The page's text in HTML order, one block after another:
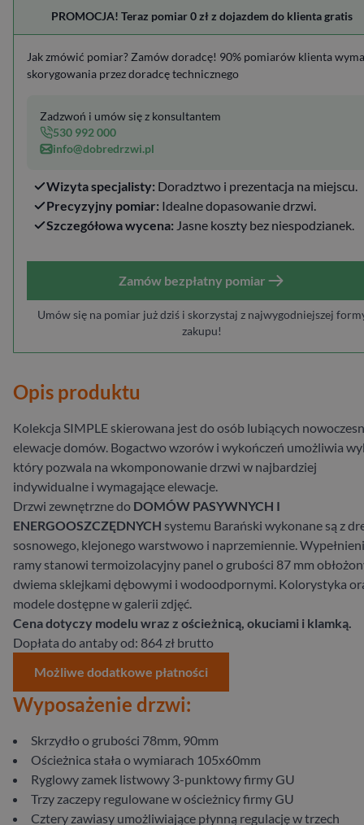
PROMOCJA! Teraz pomiar 0 zł z dojazdem do klienta gratis
Jak zmówić pomiar? Zamów doradcę! 90% pomiarów klienta
skorygowania przez doradcę technicznego
Wizyta specjalisty: Doradztwo i prezentacja na miejscu.
Precyzyjny pomiar: Idealne dopasowanie drzwi.
Szczegółowa wycena: Jasne koszty bez niespodzianek.
Zadzwoń i umów się z konsultantem
530 992 000
info@dobredrzwi.pl
Zamów bezpłatny pomiar
Umów się na pomiar już dziś i skorzystaj z najwygodniejszej
zakupu!
Opis produktu
Kolekcja SIMPLE skierowana jest do osób lubiących
elewacje domów. Bogactwo wzorów i wykończeń umożliwia
który pozwala na wkomponowanie drzwi w najbardziej
indywidualne i wymagające elewacje.
Drzwi zewnętrzne do DOMÓW PASYWNYCH I
ENERGOOSZCZĘDNYCH systemu Barański wykonane są z
sosnowego, klejonego warstwowo i naprzemiennie.
ramy stanowi termoizolacyjny panel o grubości 87 mm
dwiema sklejkami dębowymi i wodoodpornymi. Kolorystyka
modele dostępne w galerii zdjęć.
Cena dotyczy modelu wraz z ościeżnicą, okuciami i klamką.
Dopłata do antaby od: 864 zł brutto
Możliwe dodatkowe płatności
Wyposażenie drzwi:
Skrzydło ​o ​grubości​ 78​mm, 90mm
Ościeżnica ​stała ​o ​wymiarach​ 105​x​60​mm
​Ryglowy zamek listwowy 3-punktowy firmy GU
Trzy ​zaczepy ​regulowane ​w ​ościeżnicy ​firmy​ GU
Cztery ​zawiasy​ umożliwiające ​płynną ​regulację ​w ​trzech ​